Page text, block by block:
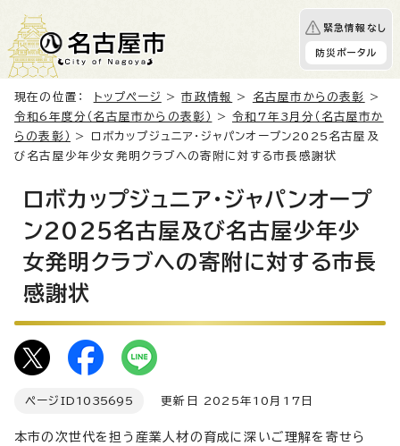
緊急情報なし
防災ポータル
現在の位置： トップページ >市政情報 > 名古屋市からの表彰
>
令和6年度分（名古屋市からの表彰）
>令和7年3月分（名古屋市か
らの表彰）
> ロボカップジュニア・ジャパンオープン2025名古屋及
び名古屋少年少女発明クラブへの寄附に対する市長感謝状
ロボカップジュニア・ジャパンオープ
ン2025名古屋及び名古屋少年少
女発明クラブへの寄附に対する市長
感謝状
ページID 1035695 更新日 2025年10月17日
本市の次世代を担う産業人材の育成に深いご理解を寄せら